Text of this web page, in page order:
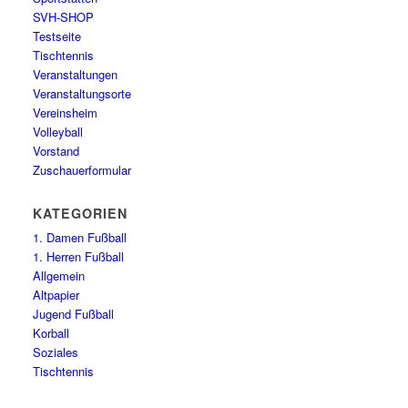
SVH-SHOP
Testseite
Tischtennis
Veranstaltungen
Veranstaltungsorte
Vereinsheim
Volleyball
Vorstand
Zuschauerformular
KATEGORIEN
1. Damen Fußball
1. Herren Fußball
Allgemein
Altpapier
Jugend Fußball
Korball
Soziales
Tischtennis